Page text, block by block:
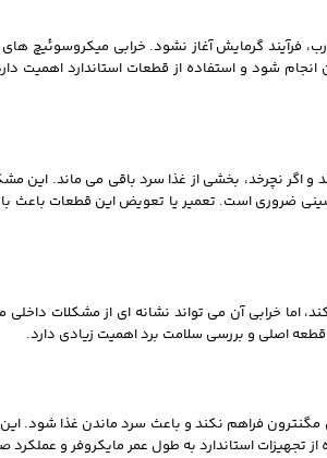
فرآیند گرمایش آغاز نشود. خرابی میکروسوئیچ‌
شود و استفاده از قطعات استاندارد اهمیت
نچرخد، بخشی از غذا سرد باقی می‌ ماند. این
ضروری است. تعمیر یا تعویض این قطعات باعث
اما خرابی آن می‌ تواند نشانه‌ ای از مشکلات
اصلی و بررسی سلامت برد اهمیت زیادی دارد.
مگنترون فراهم نکند و باعث سرد ماندن غذا شود.
تجهیزات استاندارد به طول عمر مایکروفر و